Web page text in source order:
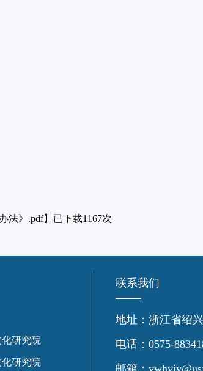
法》.pdf】已下载1167次
研究院
研究院
联系我们
地址：浙江省绍
电话：0575-
邮箱：